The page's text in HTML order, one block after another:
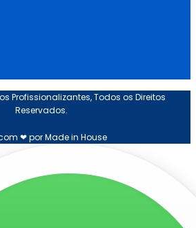
Profissionalizantes, Todos os Direitos
Reservados.
❤ por Made in House